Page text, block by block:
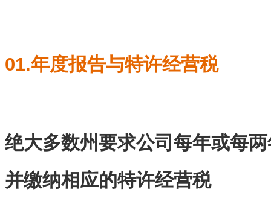
01.年度报告与特许经营税
绝大多数州要求公司每年或每
并缴纳相应的特许经营税